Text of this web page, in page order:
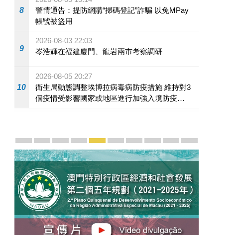
8
警情通告：提防網購“掃碼登記”詐騙 以免MPay
帳號被盜用
9
2026-08-03 22:03
岑浩輝在福建廈門、龍岩兩市考察調研
10
2026-08-05 20:27
衛生局動態調整埃博拉病毒病防疫措施 維持對3
個疫情受影響國家或地區進行加強入境防疫措
施
宣傳及推廣
賡續中葡傳統友誼 續寫“一國兩制”新篇章 — 澳門“一國
澳門名片集
行政長官岑浩輝11月18日發表2026年施政報
施政特寫澳門特別行政區經濟和社會發展第
橫琴粵澳深度合作區專題網站
施政小講堂
走進澳門澳門相簿2020
《澳门微视